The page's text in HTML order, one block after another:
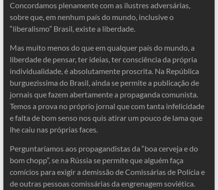
Concordamos plenamente com as ilustres adversárias,
sobre que, em nenhum país do mundo, inclusive o
“liberalismo” Brasil, existe a liberdade.
Mas muito menos do que em qualquer país do mundo, a
liberdade de pensar, ter ideias, ter consciência da própria
individualidade, é absolutamente proscrita. Na República
burguezissima do Brasil, ainda se permite a publicação de
jornais que fazem abertamente a propaganda comunista.
Temos a prova no próprio jornal que com tanta infelicidade
e falta de bom senso nos quis atirar um pouco de lama que
lhe caiu nas próprias faces.
Perguntaríamos aos propagandistas da “boa cerveja e do
bom chopp”, se na Rússia se permite que alguém faça
comícios para exigir a demissão de Comissárias de Polícia e
de outras pessoas comissárias da engrenagem soviética.